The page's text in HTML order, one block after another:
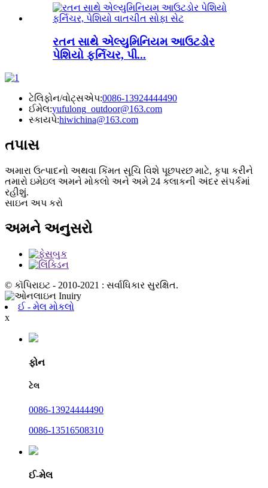
રતન સાથે એલ્યુમિનિયમ આઉટડોર
પેશિયો ફર્નિચર, પી...
ટેલિફોન/વોટ્સએપ:0086-13924444490
ઈમેલ:yufulong_outdoor@163.com
સ્કાયપે:hiwichina@163.com
તપાસ
અમારા ઉત્પાદનો અથવા કિંમત સૂચિ વિશે પૂછપરછ માટે, કૃપા કરીને
તમારો ઇમેઇલ અમને મોકલો અને અમે 24 કલાકની અંદર સંપર્કમાં
રહીશું.
સાઇન અપ કરો
અમને અનુસરો
© કૉપિરાઇટ - 2010-2021 : સર્વાધિકાર સુરક્ષિત.
ઈ - મેલ મોકલો
x
ફોન
ટેલ
0086-13924444490
0086-13516508310
ઈ-મેલ